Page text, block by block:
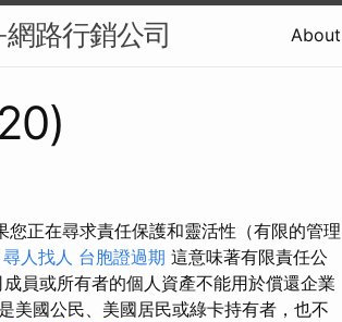
路行銷公司 About
正在尋求責任保護和靈活性（有限的管理
尋人找人 台胞證過期 這意味著有限責任公
員或所有者的個人資產不能用於償還企業
美國公民、美國居民或綠卡持有者，也不